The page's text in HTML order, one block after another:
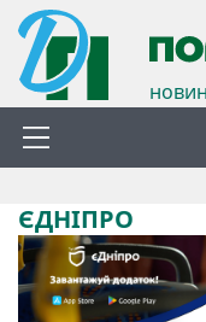
ЄДНІПРО